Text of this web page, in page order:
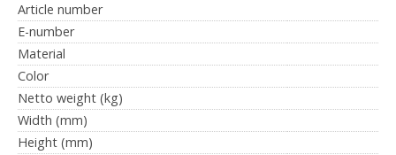
Article number
E-number
Material
Color
Netto weight (kg)
Width (mm)
Height (mm)